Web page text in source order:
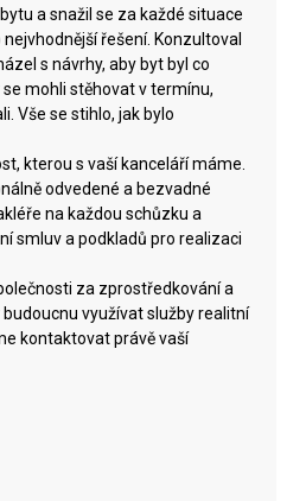
a snažil se za každé situace
řešení. Konzultoval
s návrhy, aby byt byl co
mohli stěhovat v termínu,
Vše se stihlo, jak bylo
kterou s vaší kanceláří máme.
odvedené a bezvadné
na každou schůzku a
smluv a podkladů pro realizaci
za zprostředkování a
využívat služby realitní
kontaktovat právě vaší